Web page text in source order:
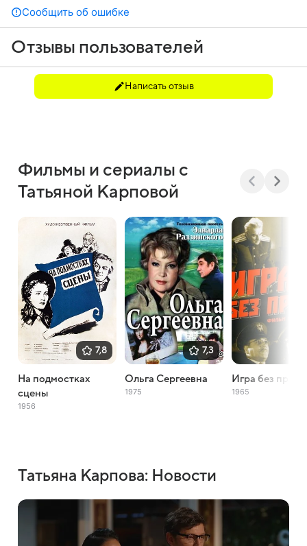
Сообщить об ошибке
Отзывы пользователей
Написать отзыв
Фильмы и сериалы с
Татьяной Карповой
7,8
На подмостках
сцены
1956
7,3
Ольга Сергеевна
1975
Игра без
1965
Татьяна Карпова: Новости